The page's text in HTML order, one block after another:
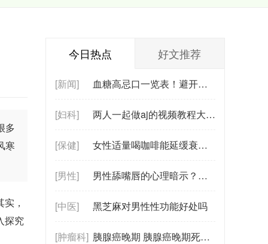
多
寒
，
探究
今日热点 好文推荐
[新闻] 血糖高忌口一览表！避开这些食物，轻松
[妇科] 两人一起做aj的视频教程大全！时尚潮流
[保健] 女性适量喝咖啡能延缓衰老吗？真相是什
[男性] 男性舔嘴唇的心理暗示？舔嘴唇背后的情
[中医] 黑芝麻对男性性功能好处吗
[肿瘤科] 胰腺癌晚期 胰腺癌晚期死前有哪些症状